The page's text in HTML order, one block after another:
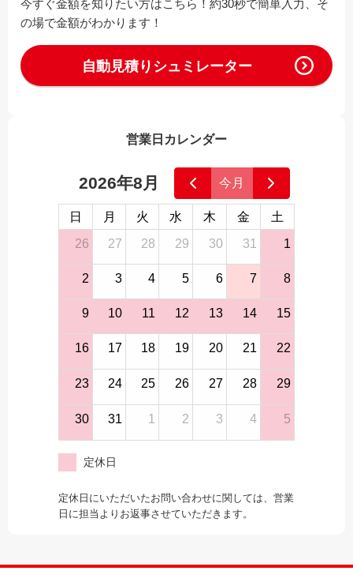
今すぐ金額を知りたい方はこちら！約30秒で簡単入力、そ
の場で金額がわかります！
自動見積りシュミレーター
営業日カレンダー
2026年8月 今月
日 月 火 水 木 金
土
26
27 28 29 30 31 1
2 3 4 5 6 7 8
9 10 11 12 13 14 15
16 17 18 19 20 21 22
23 24 25 26 27 28 29
30 31 1 2 3 4 5
定休日
定休日にいただいたお問い合わせに関しては、営業
日に担当よりお返事させていただきます。